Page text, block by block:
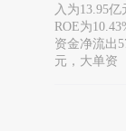
入为13.95
ROE为
资金净流出
元，大单资